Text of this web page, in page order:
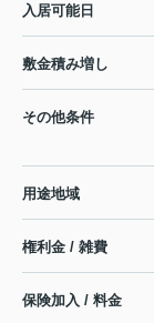
入居可能日
敷金積み増し
その他条件
用途地域
権利金 / 雑費
保険加入 / 料金